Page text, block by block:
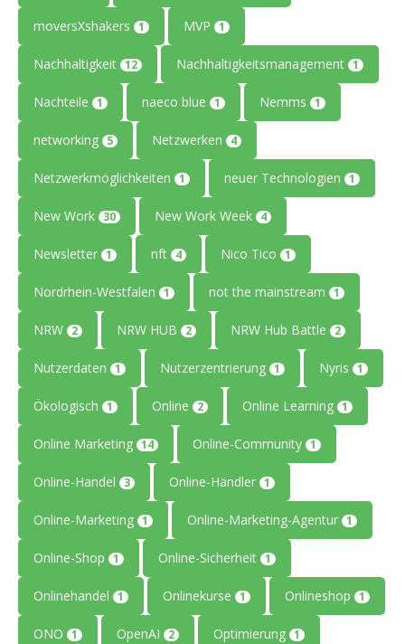
moversXshakers 1 MVP 1
Nachhaltigkeit 12 Nachhaltigkeitsmanagement 1
Nachteile 1 naeco blue 1 Nemms 1
networking 5 Netzwerken 4
Netzwerkmöglichkeiten 1 neuer Technologien 1
New Work 30 New Work Week 4
Newsletter 1 nft 4 Nico Tico 1
Nordrhein-Westfalen 1 not the mainstream 1
NRW 2 NRW HUB 2 NRW Hub Battle 2
Nutzerdaten 1 Nutzerzentrierung 1 Nyris 1
Ökologisch 1 Online 2 Online Learning 1
Online Marketing 14 Online-Community 1
Online-Handel 3 Online-Händler 1
Online-Marketing 1 Online-Marketing-Agentur 1
Online-Shop 1 Online-Sicherheit 1
Onlinehandel 1 Onlinekurse 1 Onlineshop 1
ONO 1 OpenAI 2 Optimierung 1